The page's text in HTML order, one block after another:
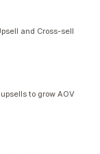
and Cross-sell
to grow AOV